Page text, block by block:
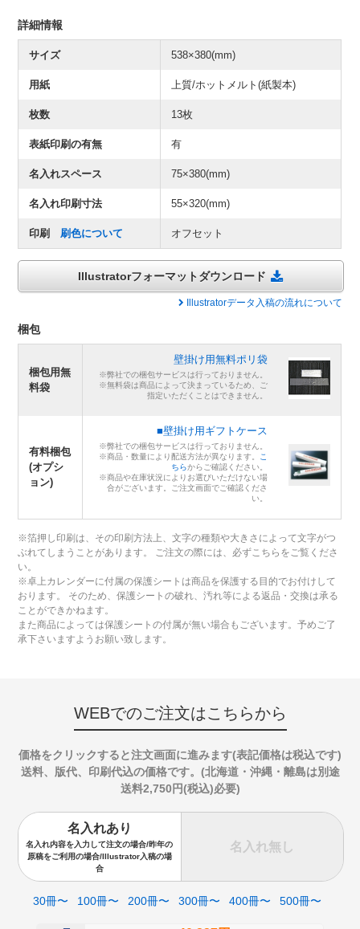
詳細情報
サイズ 538×380(mm)
用紙 上質/ホットメルト(紙製本)
枚数 13枚
表紙印刷の有無 有
名入れスペース 75×380(mm)
名入れ印刷寸法 55×320(mm)
印刷刷色について オフセット
Illustratorフォーマットダウンロード
Illustratorデータ入稿の流れについて
梱包
梱包用無
料袋
壁掛け用無料ポリ袋
※弊社での梱包サービスは行っておりません。
※無料袋は商品によって決まっているため、ご
指定いただくことはできません。
有料梱包
(オプシ
ョン)
■壁掛け用ギフトケース
※弊社での梱包サービスは行っておりません。
※商品・数量により配送方法が異なります。 こ
ちらからご確認ください。
※商品や在庫状況によりお選びいただけない場
合がございます。ご注文画面でご確認くださ
い。
※箔押し印刷は、その印刷方法上、文字の種類や大きさによって文字がつ
ぶれてしまうことがあります。 ご注文の際には、必ずこちらをご覧くださ
い。
※卓上カレンダーに付属の保護シートは商品を保護する目的でお付けして
おります。 そのため、保護シートの破れ、汚れ等による返品・交換は承る
ことができかねます。
また商品によっては保護シートの付属が無い場合もございます。予めご了
承下さいますようお願い致します。
WEBでのご注文はこちらから
価格をクリックすると注文画面に進みます(表記価格は税込です)
送料、版代、印刷代込の価格です。(北海道・沖縄・離島は別途
送料2,750円(税込)必要)
名入れあり
名入れ内容を入力して注文の場合/昨年の
原稿をご利用の場合/Illustrator入稿の場
合
名入れ無し
30冊〜 100冊〜 200冊〜 300冊〜 400冊〜 500冊〜